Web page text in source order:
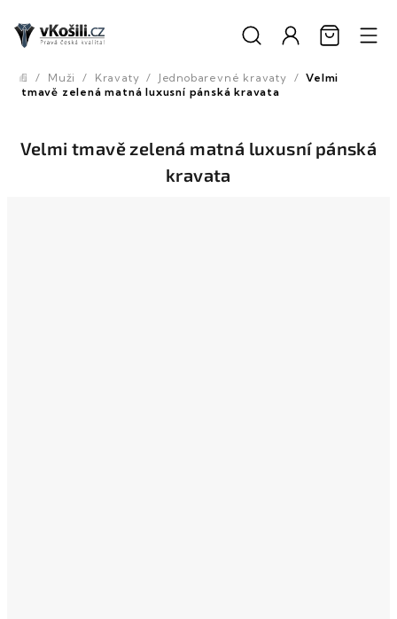
obsah
Domů
/ Muži / Kravaty / Jednobarevné kravaty / Velmi
tmavě zelená matná luxusní pánská kravata
Velmi tmavě zelená matná luxusní pánská
kravata